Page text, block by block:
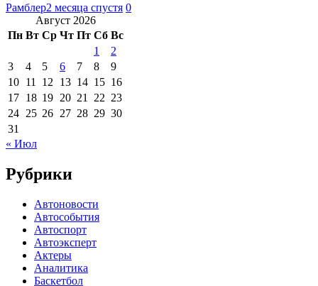
Рамблер2 месяца спустя 0
Август 2026
Пн Вт Ср Чт Пт Сб Вс
1
2
3
4 5 6 7 8
9
10 11 12 13 14 15 16
17 18 19 20 21 22 23
24 25 26 27 28 29 30
31
« Июл
Рубрики
Автоновости
Автособытия
Автоспорт
Автоэксперт
Актеры
Аналитика
Баскетбол